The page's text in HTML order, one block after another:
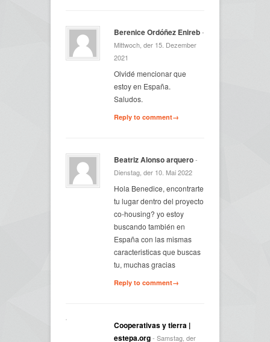
Berenice Ordóñez Enireb-
Mittwoch, der 15. Dezember
2021
Olvidé mencionar que
estoy en España.
Saludos.
Reply to comment→
Beatriz Alonso arquero-
Dienstag, der 10. Mai 2022
Hola Benedice, encontrarte
tu lugar dentro del proyecto
co-housing? yo estoy
buscando también en
España con las mismas
caracteristicas que buscas
tu, muchas gracias
Reply to comment→
Cooperativas y tierra |
estepa.org- Samstag, der